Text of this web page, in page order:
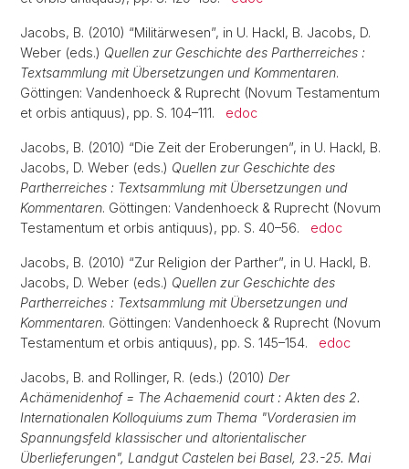
Jacobs, B. (2010) “Militärwesen”, in U. Hackl, B. Jacobs, D.
Weber (eds.) Quellen zur Geschichte des Partherreiches :
Textsammlung mit Übersetzungen und Kommentaren.
Göttingen: Vandenhoeck & Ruprecht (Novum Testamentum
et orbis antiquus), pp. S. 104–111. edoc
Jacobs, B. (2010) “Die Zeit der Eroberungen”, in U. Hackl, B.
Jacobs, D. Weber (eds.) Quellen zur Geschichte des
Partherreiches : Textsammlung mit Übersetzungen und
Kommentaren. Göttingen: Vandenhoeck & Ruprecht (Novum
Testamentum et orbis antiquus), pp. S. 40–56. edoc
Jacobs, B. (2010) “Zur Religion der Parther”, in U. Hackl, B.
Jacobs, D. Weber (eds.) Quellen zur Geschichte des
Partherreiches : Textsammlung mit Übersetzungen und
Kommentaren. Göttingen: Vandenhoeck & Ruprecht (Novum
Testamentum et orbis antiquus), pp. S. 145–154. edoc
Jacobs, B. and Rollinger, R. (eds.) (2010) Der
Achämenidenhof = The Achaemenid court : Akten des 2.
Internationalen Kolloquiums zum Thema "Vorderasien im
Spannungsfeld klassischer und altorientalischer
Überlieferungen", Landgut Castelen bei Basel, 23.-25. Mai